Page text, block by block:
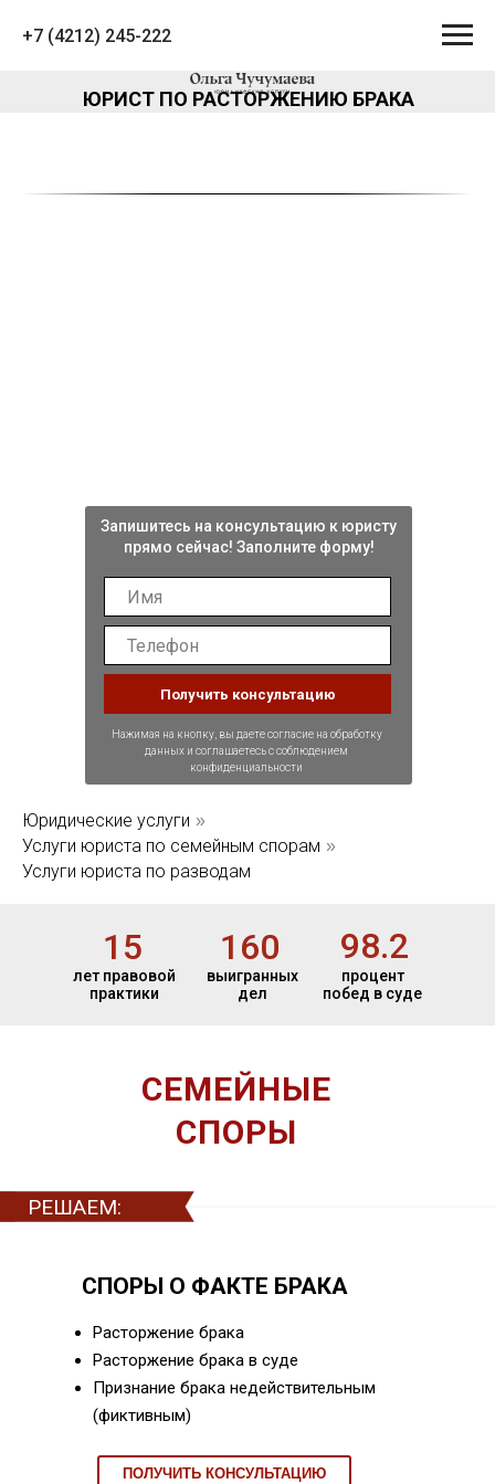
+7 (4212) 245-222
ЮРИСТ ПО РАСТОРЖЕНИЮ БРАКА
Нажимая на кнопку, вы даете согласие на обработку
данных и соглашаетесь с соблюдением
конфиденциальности
Запишитесь на консультацию к юристу
прямо сейчас! Заполните форму!
Получить консультацию
Юридические услуги »
Услуги юриста по семейным спорам »
Услуги юриста по разводам
15
лет правовой
практики
160
выигранных
дел
98.2
процент
побед в суде
СЕМЕЙНЫЕ
СПОРЫ
Расторжение брака
Расторжение брака в суде
Признание брака недействительным
(фиктивным)
РЕШАЕМ:
ПОЛУЧИТЬ КОНСУЛЬТАЦИЮ
СПОРЫ О ФАКТЕ БРАКА